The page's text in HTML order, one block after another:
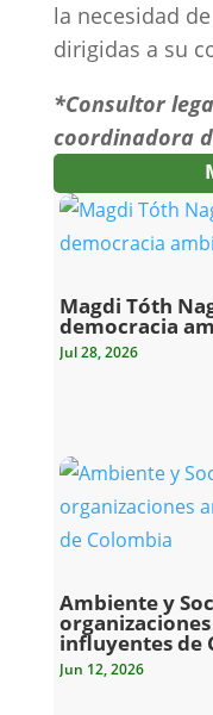
la necesidad
dirigidas a su
*Consultor
coordinadora
Magdi Tóth
democracia
Jul 28, 2026
Ambiente y
influyentes de
Jun 12, 2026